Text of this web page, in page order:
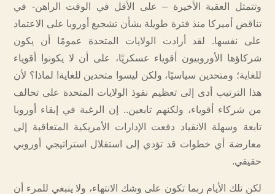
وتتمثل العقبة الأخيرة – على الأقل في الوقت الراهن- في
تناقض أميركا منذ فترة طويلة بشأن تشجيع أوروبا على الاعتماد
على نفسها. لقد أرادت الولايات المتحدة عمومًا أن يكون
شركاؤها الأوروبيون أقوياء عسكريًا، على أن لا يكونوا أقوياء
للغاية؛ ومتحدين سياسيًا، ولكن ليسوا متحدين للغاية! لماذا؟ لأن
هذا الترتيب أدى إلى تعظيم نفوذ الولايات المتحدة على تحالف
من شركاء أقوياء، ولكنهم تابعين.. إن الرغبة في إبقاء أوروبا
تابعة وسهلة الانقياد دفعت الإدارات الأمريكية المتعاقبة إلى
معارضة أي خطوات قد تؤدي إلى استقلال استراتيجي أوروبي
حقيقي.
لكن تلك الأيام ربما تكون على وشك الانتهاء، ولا ينبغي للمرء أن